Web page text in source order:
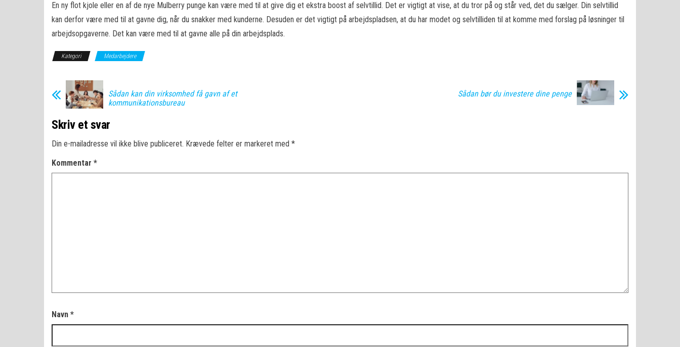
En ny flot kjole eller en af de nye Mulberry punge kan være med til at give dig et ekstra boost af selvtillid. Det er vigtigt at vise, at du tror på og står ved, det du sælger. Din selvtillid
kan derfor være med til at gavne dig, når du snakker med kunderne. Desuden er det vigtigt på arbejdspladsen, at du har modet og selvtilliden til at komme med forslag på løsninger til
arbejdsopgaverne. Det kan være med til at gavne alle på din arbejdsplads.
Kategori Medarbejdere
Sådan kan din virksomhed få gavn af et
kommunikationsbureau
Sådan bør du investere dine penge
Skriv et svar
Din e-mailadresse vil ikke blive publiceret. Krævede felter er markeret med *
Kommentar *
Navn *